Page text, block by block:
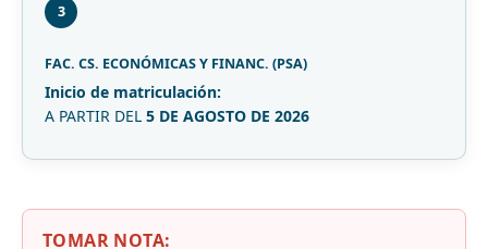
3
FAC. CS. ECONÓMICAS Y FINANC. (PSA)
Inicio de matriculación:
A PARTIR DEL 5 DE AGOSTO DE 2026
TOMAR NOTA: